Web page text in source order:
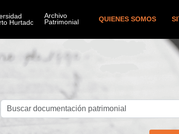
QUIENES SOMOS